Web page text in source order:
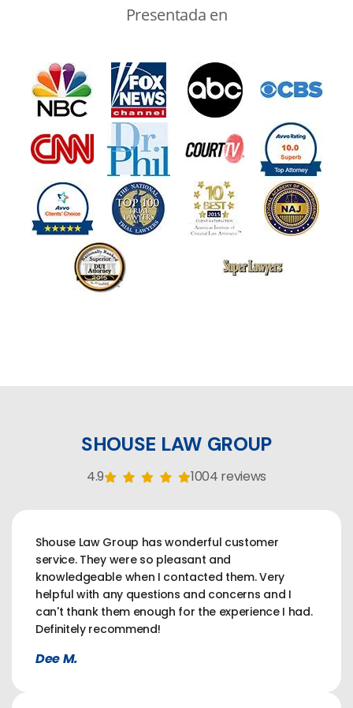
Presentada en
SHOUSE LAW GROUP
4.9 1004 reviews
Shouse Law Group has wonderful customer
service. They were so pleasant and
knowledgeable when I contacted them. Very
helpful with any questions and concerns and I
can't thank them enough for the experience I had.
Definitely recommend!
Dee M.